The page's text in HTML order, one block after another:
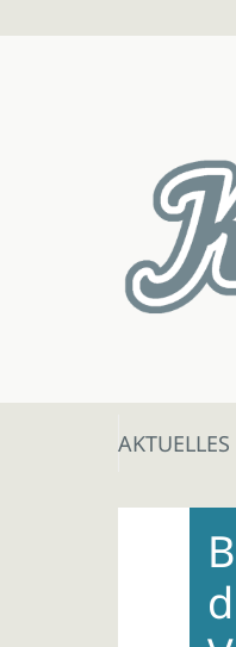
Skip
AKTUELLES